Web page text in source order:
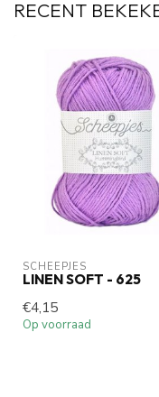
RECENT
SCHEEPJES
LINEN SOFT - 625
€4,15
Op voorraad